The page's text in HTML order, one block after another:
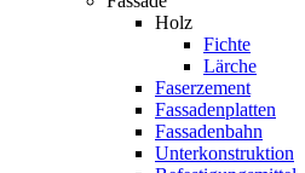
Holz
Fichte
Lärche
Faserzement
Fassadenplatten
Fassadenbahn
Unterkonstruktion